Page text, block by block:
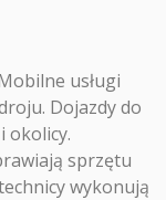
usługi
Dojazdy do
okolicy.
sprzętu
wykonują